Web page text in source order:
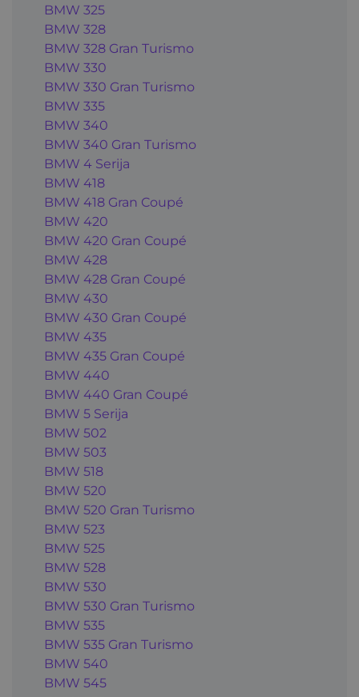
BMW 325
BMW 328
BMW 328 Gran Turismo
BMW 330
BMW 330 Gran Turismo
BMW 335
BMW 340
BMW 340 Gran Turismo
BMW 4 Serija
BMW 418
BMW 418 Gran Coupé
BMW 420
BMW 420 Gran Coupé
BMW 428
BMW 428 Gran Coupé
BMW 430
BMW 430 Gran Coupé
BMW 435
BMW 435 Gran Coupé
BMW 440
BMW 440 Gran Coupé
BMW 5 Serija
BMW 502
BMW 503
BMW 518
BMW 520
BMW 520 Gran Turismo
BMW 523
BMW 525
BMW 528
BMW 530
BMW 530 Gran Turismo
BMW 535
BMW 535 Gran Turismo
BMW 540
BMW 545